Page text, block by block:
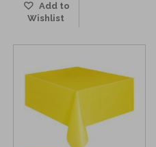
Add to
Wishlist